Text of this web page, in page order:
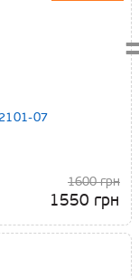
07
1600 грн
1550 грн